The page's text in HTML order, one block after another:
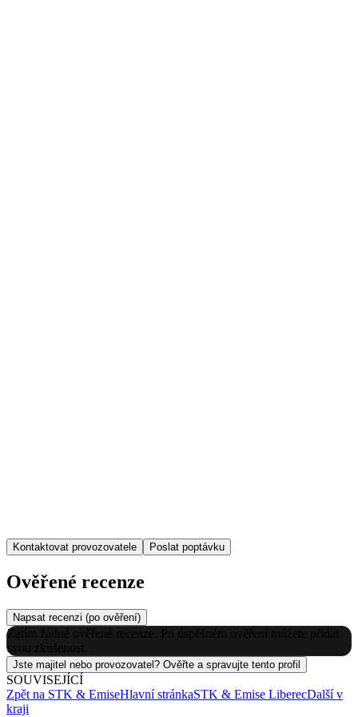
Kontaktovat provozovatele Poslat poptávku
Ověřené recenze
Napsat recenzi (po ověření)
Zatím žádné ověřené recenze. Po úspěšném ověření můžete přidat
svou zkušenost.
Jste majitel nebo provozovatel? Ověřte a spravujte tento profil
SOUVISEJÍCÍ
Zpět na STK & EmiseHlavní stránkaSTK & Emise LiberecDalší v
kraji